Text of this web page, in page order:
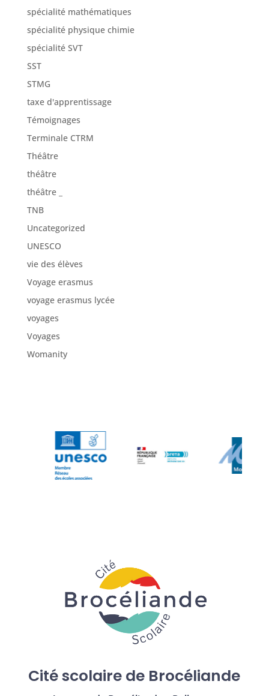
spécialité mathématiques
spécialité physique chimie
spécialité SVT
SST
STMG
taxe d'apprentissage
Témoignages
Terminale CTRM
Théâtre
théâtre
théâtre _
TNB
Uncategorized
UNESCO
vie des élèves
Voyage erasmus
voyage erasmus lycée
voyages
Voyages
Womanity
Cité scolaire de Brocéliande